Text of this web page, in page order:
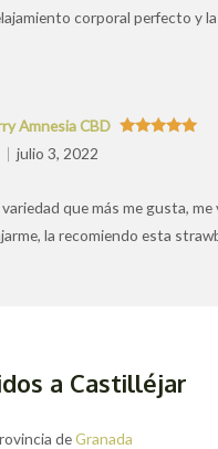
corporal perfecto y la
Amnesia CBD
julio 3, 2022
que más me gusta, me
la recomiendo esta
a Castilléjar
deGranada